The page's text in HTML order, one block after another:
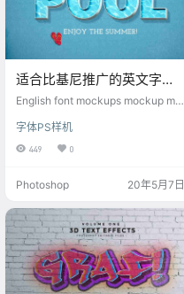
适合比基尼推广的英文字体
mockups样机素材
English font mockups mockup mat
字体PS样机
449 0
Photoshop 20年5月7日